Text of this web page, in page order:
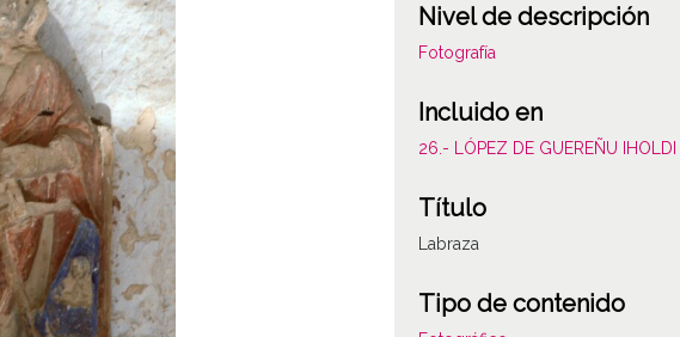
Nivel de descripción
Fotografía
Incluido en
26.- LÓPEZ DE GUEREÑU IHOLDI
Título
Labraza
Tipo de contenido